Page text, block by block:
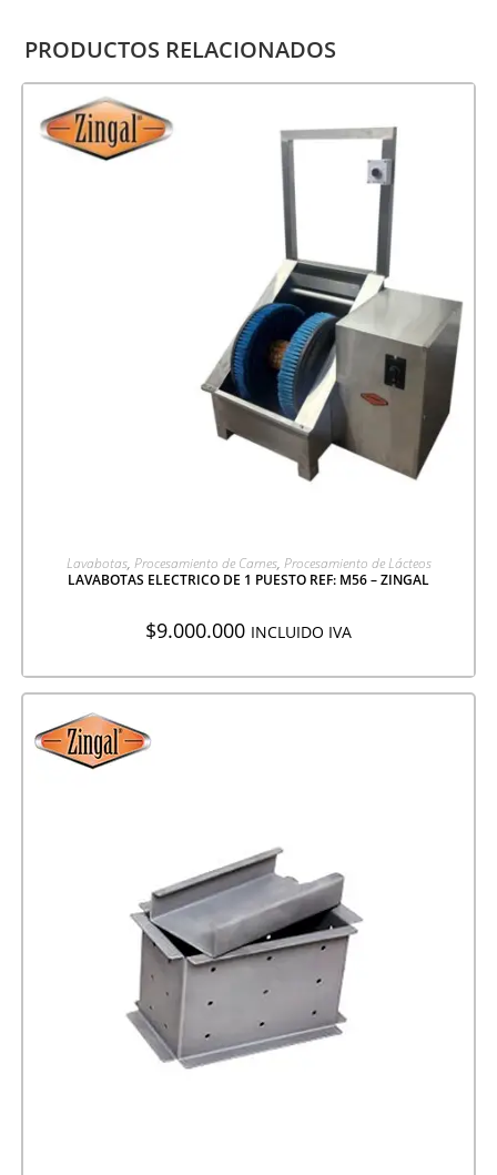
PRODUCTOS RELACIONADOS
AGREGAR A COTIZACIÓN
Lavabotas, Procesamiento de Carnes, Procesamiento de Lácteos
LAVABOTAS ELECTRICO DE 1 PUESTO REF: M56 – ZINGAL
$9.000.000 INCLUIDO IVA